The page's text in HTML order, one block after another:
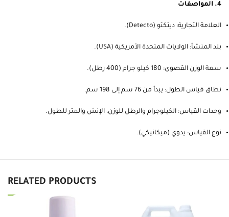
4. المواصفات
العلامة التجارية: ديتكتو (Detecto).
بلد المنشأ: الولايات المتحدة الأمريكية (USA).
سعة الوزن القصوى: 180 كيلو جرام (400 رطل).
نطاق قياس الطول: يبدأ من 76 سم إلى 198 سم.
وحدات القياس: الكيلوجرام والرطل للوزن، الإنش والمتر للطول.
نوع القياس: يدوي (ميكانيكي).
RELATED PRODUCTS